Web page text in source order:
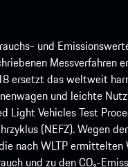
und
Messverfahren
ersetzt das weltweit
und leichte
Light Vehicles Test
(NEFZ). Wegen
nach WLTP ermittelten
und zu den CO₂-